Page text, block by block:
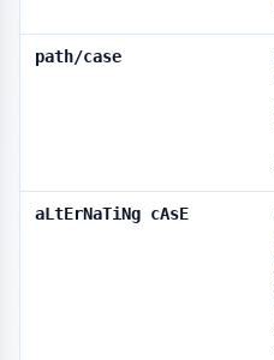
path/case
aLtErNaTiNg cAsE